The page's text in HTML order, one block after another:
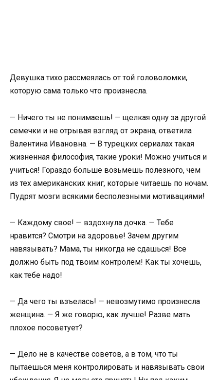
Девушка тихо рассмеялась от той головоломки,
которую сама только что произнесла.
— Ничего ты не понимаешь! — щелкая одну за другой
семечки и не отрывая взгляд от экрана, ответила
Валентина Ивановна. — В турецких сериалах такая
жизненная философия, такие уроки! Можно учиться и
учиться! Гораздо больше возьмешь полезного, чем
из тех американских книг, которые читаешь по ночам.
Пудрят мозги всякими бесполезными мотивациями!
— Каждому свое! — вздохнула дочка. — Тебе
нравится? Смотри на здоровье! Зачем другим
навязывать? Мама, ты никогда не сдашься! Все
должно быть под твоим контролем! Как ты хочешь,
как тебе надо!
— Да чего ты взъелась! — невозмутимо произнесла
женщина. — Я же говорю, как лучше! Разве мать
плохое посоветует?
— Дело не в качестве советов, а в том, что ты
пытаешься меня контролировать и навязывать свои